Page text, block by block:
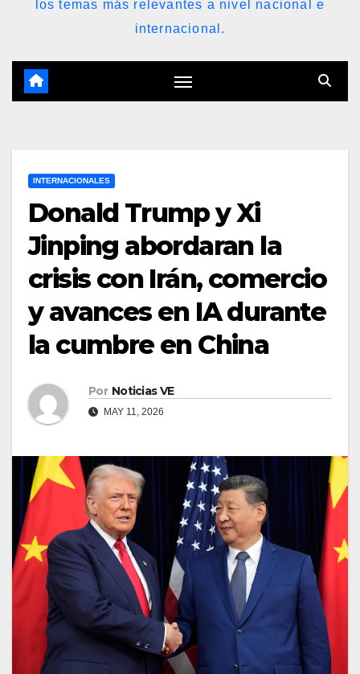
los temas más relevantes a nivel nacional e
internacional.
INTERNACIONALES
Donald Trump y Xi
Jinping abordaran la
crisis con Irán, comercio
y avances en IA durante
la cumbre en China
Por Noticias VE
MAY 11, 2026